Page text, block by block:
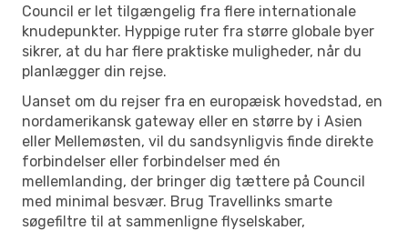
Council er let tilgængelig fra flere internationale
knudepunkter. Hyppige ruter fra større globale byer
sikrer, at du har flere praktiske muligheder, når du
planlægger din rejse.
Uanset om du rejser fra en europæisk hovedstad, en
nordamerikansk gateway eller en større by i Asien
eller Mellemøsten, vil du sandsynligvis finde direkte
forbindelser eller forbindelser med én
mellemlanding, der bringer dig tættere på Council
med minimal besvær. Brug Travellinks smarte
søgefiltre til at sammenligne flyselskaber,